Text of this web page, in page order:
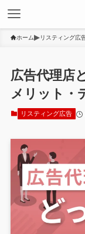
ホーム リスティング広
広告代理店
メリット・
リスティング広告